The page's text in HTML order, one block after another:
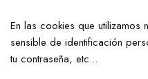
En las cookies que utilizamos
sensible de identificación
tu contraseña, etc...